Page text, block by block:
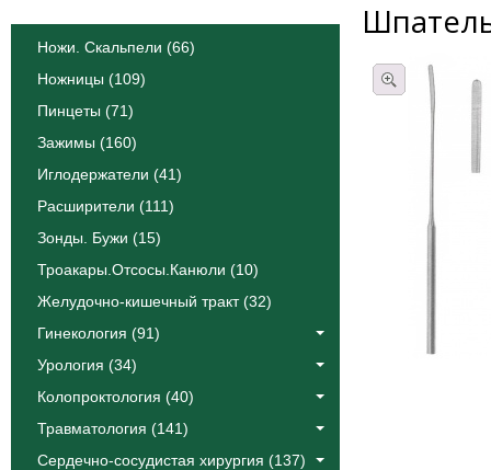
Ножи. Скальпели (66)
Ножницы (109)
Пинцеты (71)
Зажимы (160)
Иглодержатели (41)
Расширители (111)
Зонды. Бужи (15)
Троакары.Отсосы.Канюли (10)
Желудочно-кишечный тракт (32)
Гинекология (91)
Урология (34)
Колопроктология (40)
Травматология (141)
Сердечно-сосудистая хирургия (137)